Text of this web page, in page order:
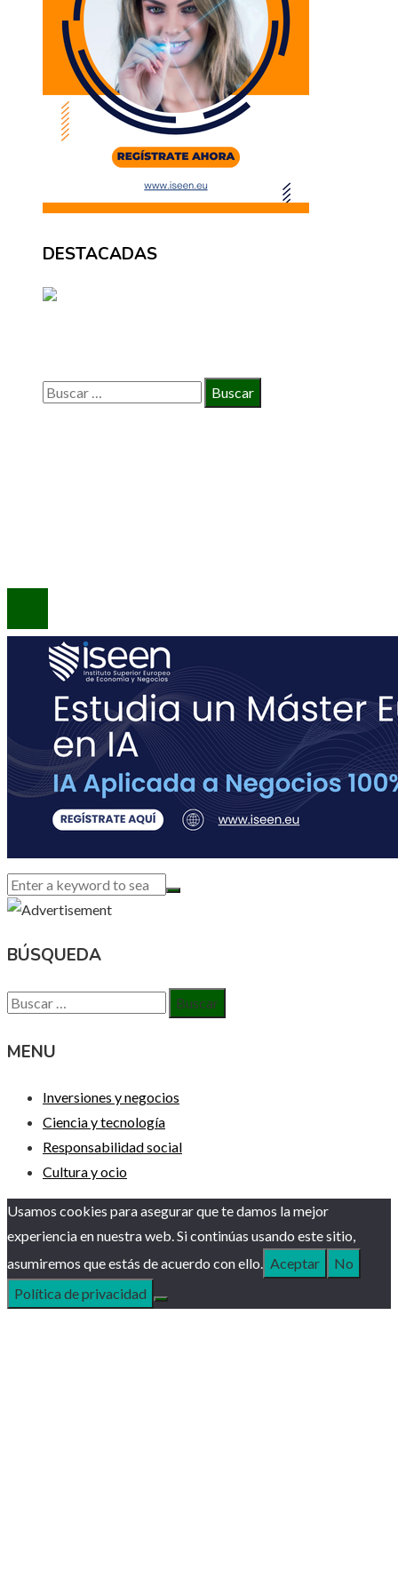
DESTACADAS
Buscar:
BÚSQUEDA
Buscar:
MENU
Inversiones y negocios
Ciencia y tecnología
Responsabilidad social
Cultura y ocio
Usamos cookies para asegurar que te damos la mejor
experiencia en nuestra web. Si continúas usando este sitio,
asumiremos que estás de acuerdo con ello. Aceptar
No
Política de privacidad